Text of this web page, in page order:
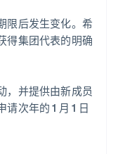
限后发生变化。希
得集团代表的明确
，并提供由新成员
次年的 1 月 1 日